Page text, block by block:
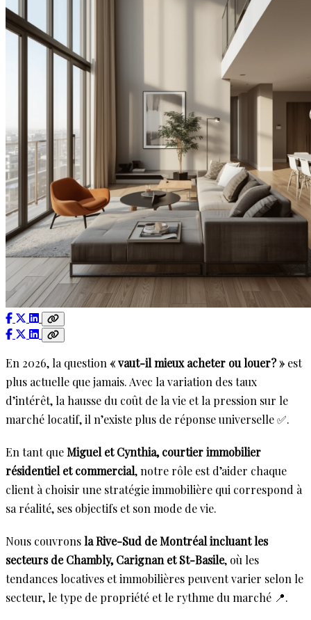
En 2026, la question « vaut-il mieux acheter ou louer? » est
plus actuelle que jamais. Avec la variation des taux
d’intérêt, la hausse du coût de la vie et la pression sur le
marché locatif, il n’existe plus de réponse universelle ✅.
En tant queMiguel et Cynthia, courtier immobilier
résidentiel et commercial, notre rôle est d’aider chaque
client à choisir une stratégie immobilière qui correspond à
sa réalité, ses objectifs et son mode de vie.
Nous couvronsla Rive-Sud de Montréal incluant les
secteurs de Chambly, Carignan et St-Basile, où les
tendances locatives et immobilières peuvent varier selon le
secteur, le type de propriété et le rythme du marché 📍.